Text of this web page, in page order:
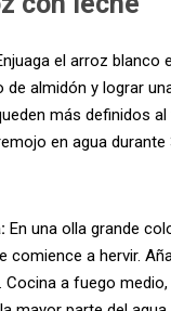
el arroz blanco
almidón y lograr
más definidos
en agua
En una olla grande
comience a hervir.
a fuego